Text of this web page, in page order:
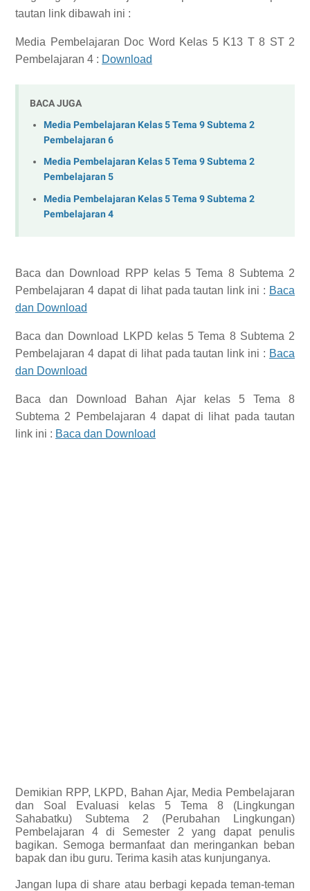
tautan link dibawah ini :
Media Pembelajaran Doc Word Kelas 5 K13 T 8 ST 2
Pembelajaran 4 : Download
BACA JUGA
Media Pembelajaran Kelas 5 Tema 9 Subtema 2
Pembelajaran 6
Media Pembelajaran Kelas 5 Tema 9 Subtema 2
Pembelajaran 5
Media Pembelajaran Kelas 5 Tema 9 Subtema 2
Pembelajaran 4
Baca dan Download
RPP kelas 5 Tema 8 Subtema 2
Pembelajaran 4 dapat di lihat pada tautan link ini : Baca
dan Download
Baca dan Download
LKPD kelas 5 Tema 8 Subtema 2
Pembelajaran 4 dapat di lihat pada tautan link ini : Baca
dan Download
Baca dan Download Bahan Ajar kelas 5 Tema 8
Subtema 2 Pembelajaran 4 dapat di lihat pada tautan
link ini : Baca dan Download
Demikian RPP, LKPD, Bahan Ajar, Media Pembelajaran
dan Soal Evaluasi kelas 5 Tema 8 (Lingkungan
Sahabatku) Subtema 2 (Perubahan Lingkungan)
Pembelajaran 4 di Semester 2 yang dapat penulis
bagikan. Semoga bermanfaat dan meringankan beban
bapak dan ibu guru. Terima kasih atas kunjunganya.
Jangan lupa di share atau berbagi kepada teman-teman